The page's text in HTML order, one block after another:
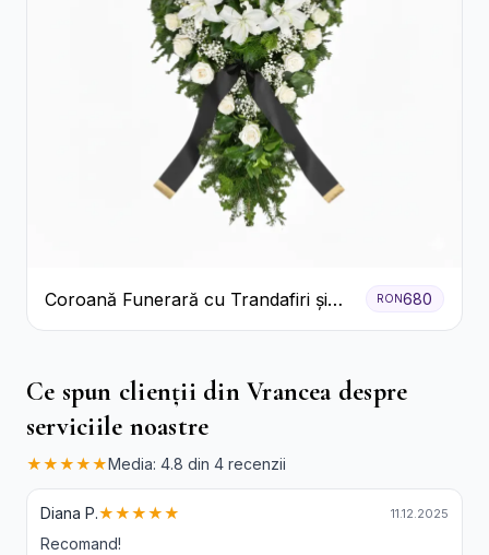
Coroană Funerară cu Trandafiri și
Crini
RON680
Ce spun clienții din Vrancea despre
serviciile noastre
★★★★★Media: 4.8 din 4 recenzii
Diana P.★★★★★ 11.12.2025
Recomand!